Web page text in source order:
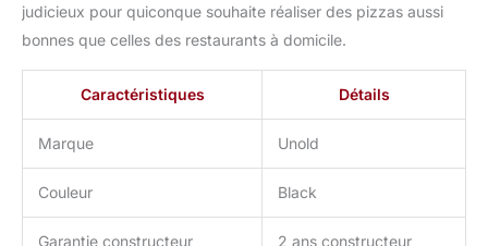
judicieux pour quiconque souhaite réaliser des pizzas aussi
bonnes que celles des restaurants à domicile.
Caractéristiques Détails
Marque Unold
Couleur Black
Garantie constructeur 2 ans constructeur